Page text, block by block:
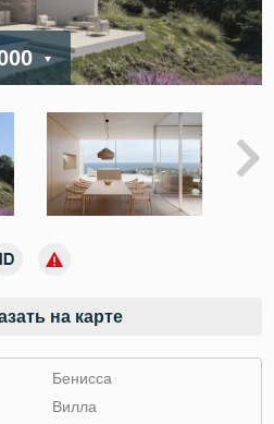
на карте
Бенисса
Вилла